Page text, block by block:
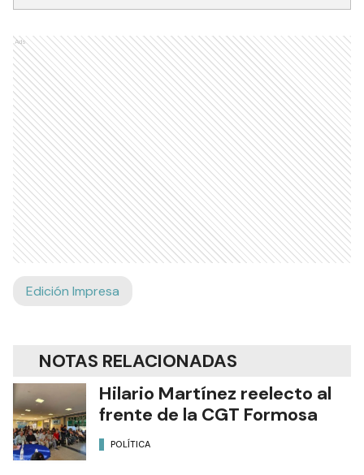
Ads
Edición Impresa
NOTAS RELACIONADAS
Hilario Martínez reelecto al
frente de la CGT Formosa
POLÍTICA